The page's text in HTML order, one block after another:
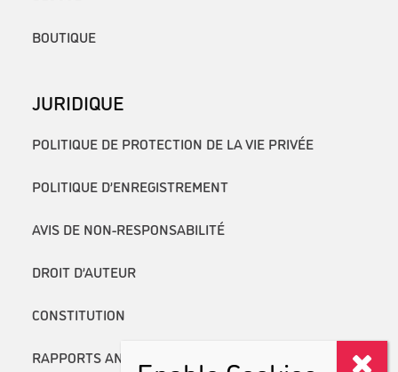
BOUTIQUE
JURIDIQUE
POLITIQUE DE PROTECTION DE LA VIE PRIVÉE
POLITIQUE D’ENREGISTREMENT
AVIS DE NON-RESPONSABILITÉ
DROIT D’AUTEUR
CONSTITUTION
RAPPORTS ANNUELS